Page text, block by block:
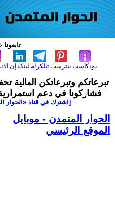
لينكدإن تيلكرامبنترست بودكاست
تبرعاتكم وتبرعاتكن المالية
فشاركونا في دعم
[اشترك في قناة ‫«الحوار
الحوار المتمدن - موبايل
الموقع الرئيسي